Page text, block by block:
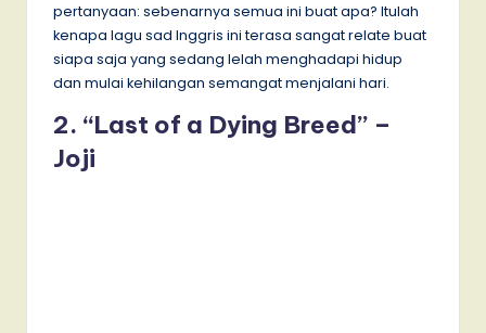
pertanyaan: sebenarnya semua ini buat apa? Itulah
kenapa lagu sad Inggris ini terasa sangat relate buat
siapa saja yang sedang lelah menghadapi hidup
dan mulai kehilangan semangat menjalani hari.
2. “Last of a Dying Breed” –
Joji